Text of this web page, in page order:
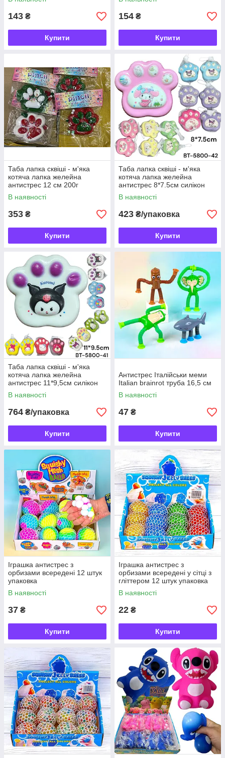
143 ₴
Купити
154 ₴
Купити
Таба лапка сквіші - м'яка
котяча лапка желейна
антистрес 12 см 200г
В наявності
353 ₴
Купити
Таба лапка сквіші - м'яка
котяча лапка желейна
антистрес 8*7.5см силікон
(уп.12)
В наявності
423 ₴/упаковка
Купити
Таба лапка сквіші - м'яка
котяча лапка желейна
антистрес 11*9,5см силікон
(уп.12)
В наявності
764 ₴/упаковка
Купити
Антистрес Італійськи меми
Italian brainrot труба 16,5 см
В наявності
47 ₴
Купити
Іграшка антистрес з
орбизами всередені 12 штук
упаковка
В наявності
37 ₴
Купити
Іграшка антистрес з
орбизами всередені у сітці з
гліттером 12 штук упаковка
В наявності
22 ₴
Купити